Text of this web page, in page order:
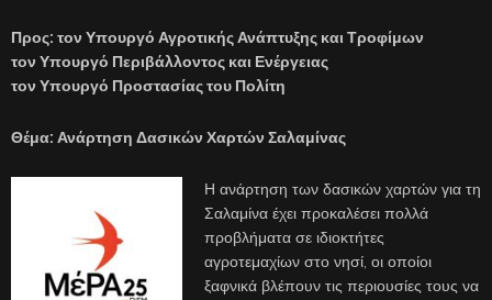
Προς: τον Υπουργό Αγροτικής Ανάπτυξης και Τροφίμων
τον Υπουργό Περιβάλλοντος και Ενέργειας
τον Υπουργό Προστασίας του Πολίτη
Θέμα: Ανάρτηση Δασικών Χαρτών Σαλαμίνας
Η ανάρτηση των δασικών χαρτών για τη
Σαλαμίνα έχει προκαλέσει πολλά
προβλήματα σε ιδιοκτήτες
αγροτεμαχίων στο νησί, οι οποίοι
ξαφνικά βλέπουν τις περιουσίες τους να